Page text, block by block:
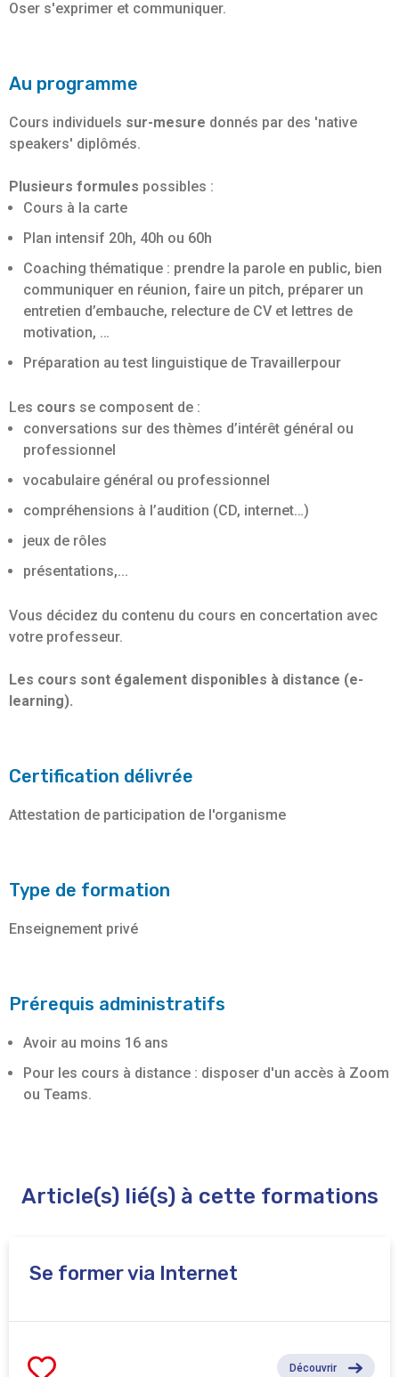
Oser s'exprimer et communiquer.
Au programme
Cours individuels sur-mesure donnés par des 'native
speakers' diplômés.
Plusieurs formules possibles :
Cours à la carte
Plan intensif 20h, 40h ou 60h
Coaching thématique : prendre la parole en public, bien
communiquer en réunion, faire un pitch, préparer un
entretien d’embauche, relecture de CV et lettres de
motivation, …
Préparation au test linguistique de Travaillerpour
Les cours se composent de :
conversations sur des thèmes d’intérêt général ou
professionnel
vocabulaire général ou professionnel
compréhensions à l’audition (CD, internet…)
jeux de rôles
présentations,...
Vous décidez du contenu du cours en concertation avec
votre professeur.
Les cours sont également disponibles à distance (e-
learning).
Certification délivrée
Attestation de participation de l'organisme
Type de formation
Enseignement privé
Prérequis administratifs
Avoir au moins 16 ans
Pour les cours à distance : disposer d'un accès à Zoom
ou Teams.
Article(s) lié(s) à cette formations
Se former via Internet
Découvrir